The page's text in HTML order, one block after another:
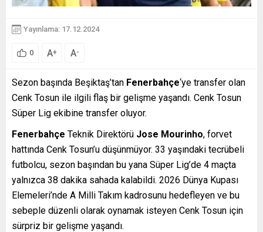
Yayınlama: 17.12.2024
0 A+ A-
Sezon başında Beşiktaş’tan Fenerbahçe‘ye transfer olan
Cenk Tosun ile ilgili flaş bir gelişme yaşandı. Cenk Tosun
Süper Lig ekibine transfer oluyor.
Fenerbahçe Teknik Direktörü Jose Mourinho, forvet
hattında Cenk Tosun’u düşünmüyor. 33 yaşındaki tecrübeli
futbolcu, sezon başından bu yana Süper Lig’de 4 maçta
yalnızca 38 dakika sahada kalabildi. 2026 Dünya Kupası
Elemeleri’nde A Milli Takım kadrosunu hedefleyen ve bu
sebeple düzenli olarak oynamak isteyen Cenk Tosun için
sürpriz bir gelişme yaşandı.